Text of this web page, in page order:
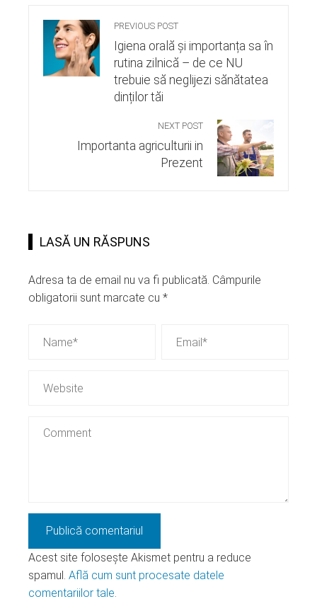
PREVIOUS POST
Igiena orală și importanța sa în
rutina zilnică – de ce NU
trebuie să neglijezi sănătatea
dinților tăi
NEXT POST
Importanta agriculturii in
Prezent
LASĂ UN RĂSPUNS
Adresa ta de email nu va fi publicată. Câmpurile
obligatorii sunt marcate cu *
Acest site folosește Akismet pentru a reduce
spamul. Află cum sunt procesate datele
comentariilor tale.